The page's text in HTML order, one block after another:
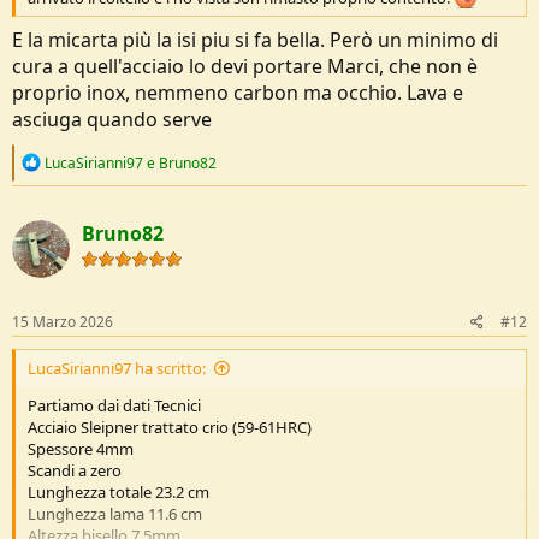
protezione dall'umidità.
Vedi l'allegato 275883
Vedi l'allegato 275884
Vedi l'allegato 275885
Vedi l'allegato 275886
Vedi l'allegato 275887
E la micarta più la isi piu si fa bella. Però un minimo di
cura a quell'acciaio lo devi portare Marci, che non è
proprio inox, nemmeno carbon ma occhio. Lava e
asciuga quando serve
R
c
t
i
o
s
:
LucaSirianni97e Bruno82
Bruno82
15 Marzo 2026 #12
LucaSirianni97 ha scritto:
Partiamo dai dati Tecnici
Acciaio Sleipner trattato crio (59-61HRC)
Spessore 4mm
Scandi a zero
Lunghezza totale 23.2 cm
Lunghezza lama 11.6 cm